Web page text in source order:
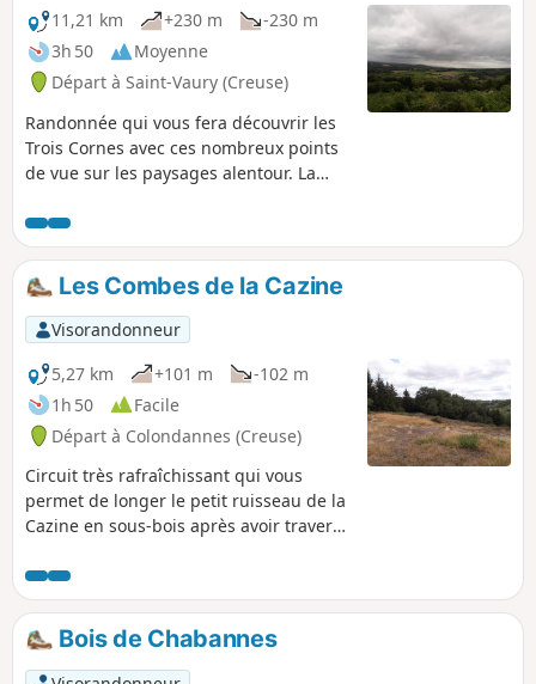
11,21 km
+230 m
-230 m
3h 50
Moyenne
Départ à Saint-Vaury (Creuse)
Randonnée qui vous fera découvrir les
Trois Cornes avec ces nombreux points
de vue sur les paysages alentour. La
du Pied des Trois Cornes qui vous
amènera jusqu'à la Statue de Saint-
Valéry, puis vous découvrirez les
différents sommets pour observer les
campagnes alentour avant de
redescendre à l'Étang de la Valette.
Les Combes de la Cazine
Visorandonneur
5,27 km
+101 m
-102 m
1h 50
Facile
Départ à Colondannes (Creuse)
Circuit très rafraîchissant qui vous
permet de longer le petit ruisseau de la
Cazine en sous-bois après avoir traversé
Un panneau explicatif vous attend en
début de parcours pour vous faire
découvrir ce lieu riche en faune et flore
qui change au fil des saisons.
Bois de Chabannes